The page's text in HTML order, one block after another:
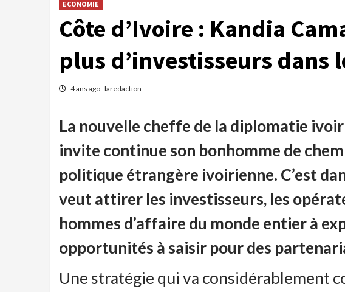
ECONOMIE
Côte d’Ivoire : Kandia
plus d’investisseurs dans
4 ans ago laredaction
La nouvelle cheffe de la diplomatie
invite continue son bonhomme de
politique étrangère ivoirienne. C’est
veut attirer les investisseurs, les
hommes d’affaire du monde entier à
opportunités à saisir pour des
Une stratégie qui va considérablement